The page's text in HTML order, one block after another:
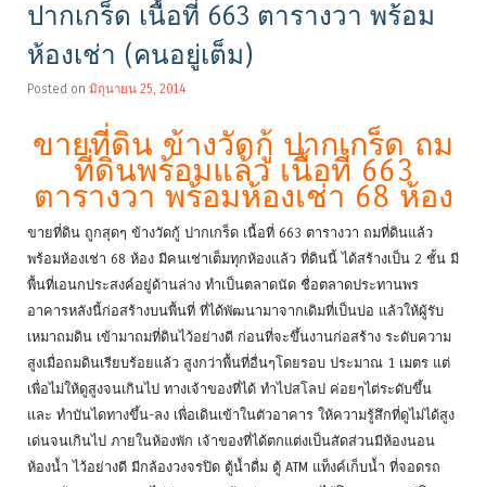
ปากเกร็ด เนื้อที่ 663 ตารางวา พร้อม
ห้องเช่า (คนอยู่เต็ม)
Posted on มิถุนายน 25, 2014
ขายที่ดิน ข้างวัดกู้ ปากเกร็ด ถม
ที่ดินพร้อมแล้ว เนื้อที่ 663
ตารางวา พร้อมห้องเช่า 68 ห้อง
ขายที่ดิน ถูกสุดๆ ข้างวัดกู้ ปากเกร็ด เนื้อที่ 663 ตารางวา ถมที่ดินแล้ว
พร้อมห้องเช่า 68 ห้อง มีคนเช่าเต็มทุกห้องแล้ว ที่ดินนี้ ได้สร้างเป็น 2 ชั้น มี
พื้นที่เอนกประสงค์อยู่ด้านล่าง ทำเป็นตลาดนัด ชื่อตลาดประทานพร
อาคารหลังนี้ก่อสร้างบนพื้นที่ ที่ได้พัฒนามาจากเดิมที่เป็นบ่อ แล้วให้ผู้รับ
เหมาถมดิน เข้ามาถมที่ดินไว้อย่างดี ก่อนที่จะขึ้นงานก่อสร้าง ระดับความ
สูงเมื่อถมดินเรียบร้อยแล้ว สูงกว่าพื้นที่อื่นๆโดยรอบ ประมาณ 1 เมตร แต่
เพื่อไม่ให้ดูสูงจนเกินไป ทางเจ้าของที่ได้ ทำไปสโลป ค่อยๆไต่ระดับขึ้น
และ ทำบันไดทางขึ้น-ลง เพื่อเดินเข้าในตัวอาคาร ให้ความรู้สึกที่ดูไม่ได้สูง
เด่นจนเกินไป ภายในห้องพัก เจ้าของที่ได้ตกแต่งเป็นสัดส่วนมีห้องนอน
ห้องน้ำ ไว้อย่างดี มีกล้องวงจรปิด ตู้น้ำดื่ม ตู้ ATM แท็งค์เก็บน้ำ ที่จอดรถ